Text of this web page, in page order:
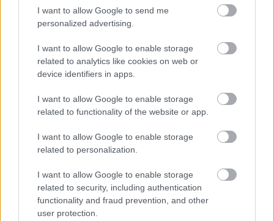
I want to allow Google to send me
personalized advertising.
I want to allow Google to enable storage
related to analytics like cookies on web or
device identifiers in apps.
I want to allow Google to enable storage
related to functionality of the website or app.
I want to allow Google to enable storage
related to personalization.
I want to allow Google to enable storage
related to security, including authentication
functionality and fraud prevention, and other
user protection.
maximieren, kombinieren Sie ihn mit Vitamin-C-
reichen Lebensmitteln. Zitrusfrüchte, Paprika oder
Tomaten schmecken nicht nur hervorragend
zusammen, sondern verbessern auch die
Eisenaufnahme. So werden Ihre Mahlzeiten noch
gesünder.
Bereiten Sie ein erfrischendes Getränk zu, indem
Sie Rucola in Smoothies pürieren. Seine leichte
Bitterkeit harmoniert hervorragend mit Früchten
und reichert Ihr Getränk mit Nährstoffen an. Rucola
in Ihre Ernährung einzubauen ist einfach und
macht Spaß – so entdecken Sie neue
Geschmacksrichtungen.